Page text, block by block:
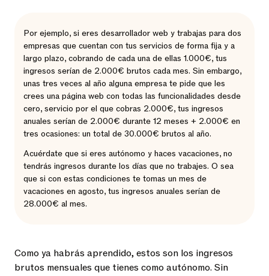
Por ejemplo, si eres desarrollador web y trabajas para dos
empresas que cuentan con tus servicios de forma fija y a
largo plazo, cobrando de cada una de ellas 1.000€, tus
ingresos serían de 2.000€ brutos cada mes. Sin embargo,
unas tres veces al año alguna empresa te pide que les
crees una página web con todas las funcionalidades desde
cero, servicio por el que cobras 2.000€, tus ingresos
anuales serían de 2.000€ durante 12 meses + 2.000€ en
tres ocasiones: un total de 30.000€ brutos al año.
Acuérdate que si eres autónomo y haces vacaciones, no
tendrás ingresos durante los días que no trabajes. O sea
que si con estas condiciones te tomas un mes de
vacaciones en agosto, tus ingresos anuales serían de
28.000€ al mes.
Como ya habrás aprendido, estos son los ingresos
brutos mensuales que tienes como autónomo. Sin